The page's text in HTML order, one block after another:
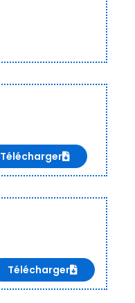
Télécharger
Télécharger